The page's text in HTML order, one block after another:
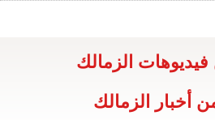
فيديوهات الزمالك
أخبار الزمالك